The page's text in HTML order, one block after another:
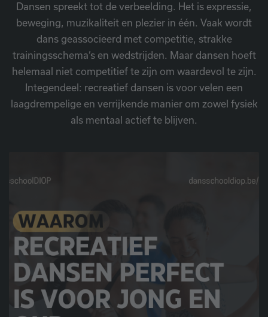
Dansen spreekt tot de verbeelding. Het is expressie,
beweging, muzikaliteit en plezier in één. Vaak wordt
dans geassocieerd met competitie, strakke
trainingsschema’s en wedstrijden. Maar dansen hoeft
helemaal niet competitief te zijn om waardevol te zijn.
Integendeel: recreatief dansen is voor velen een
laagdrempelige en verrijkende manier om zowel fysiek
als mentaal actief te blijven.